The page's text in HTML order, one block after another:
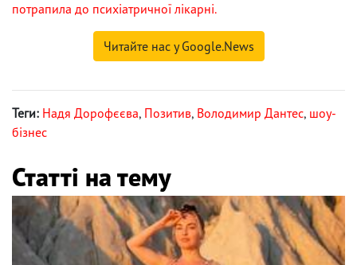
потрапила до психіатричної лікарні.
Читайте нас у Google.News
Теги: Надя Дорофєєва, Позитив, Володимир Дантес, шоу-
бізнес
Статті на тему